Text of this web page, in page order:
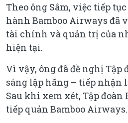
Theo ông Sâm, việc tiếp
hành Bamboo Airways đã
tài chính và quản trị của
hiện tại.
Vì vậy, ông đã đề nghị Tập
sáng lập hãng – tiếp nhận
Sau khi xem xét, Tập đoàn
tiếp quản Bamboo Airways.